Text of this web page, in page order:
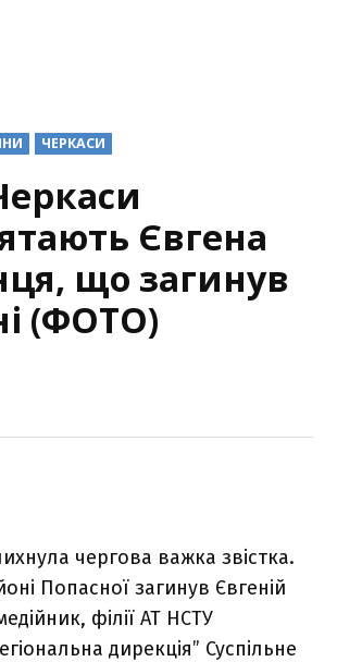
ЧЕРКАСИ
Євгена
що загинув
(ФОТО)
чергова важка звістка.
Попасної загинув Євгеній
філії АТ НСТУ
дирекція” Суспільне